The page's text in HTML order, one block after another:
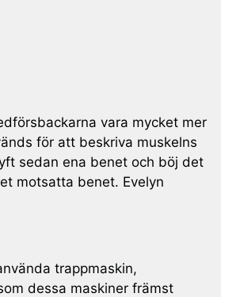
vara mycket mer
för att beskriva muskelns
sedan ena benet och böj det
motsatta benet. Evelyn
trappmaskin,
dessa maskiner främst